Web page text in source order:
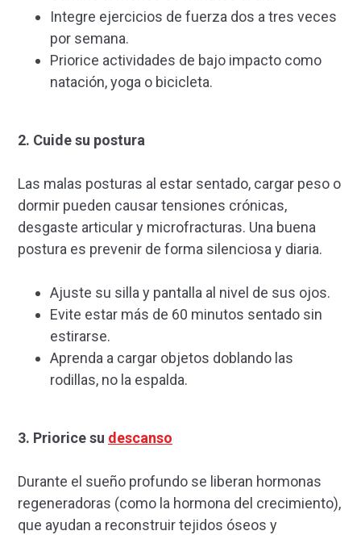
Integre ejercicios de fuerza dos a tres veces
por semana.
Priorice actividades de bajo impacto como
natación, yoga o bicicleta.
2. Cuide su postura
Las malas posturas al estar sentado, cargar peso o
dormir pueden causar tensiones crónicas,
desgaste articular y microfracturas. Una buena
postura es prevenir de forma silenciosa y diaria.
Ajuste su silla y pantalla al nivel de sus ojos.
Evite estar más de 60 minutos sentado sin
estirarse.
Aprenda a cargar objetos doblando las
rodillas, no la espalda.
3. Priorice su descanso
Durante el sueño profundo se liberan hormonas
regeneradoras (como la hormona del crecimiento),
que ayudan a reconstruir tejidos óseos y